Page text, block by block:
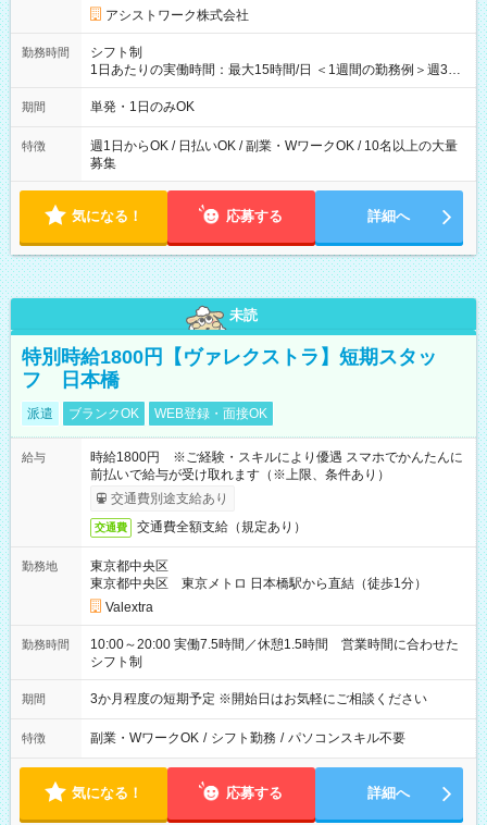
アシストワーク株式会社
勤務時間
シフト制
1日あたりの実働時間：最大15時間/日 ＜1週間の勤務例＞週3回
勤務 勤務：月・水・金 休み：火・木・土・日 好きな時にお仕事
可能です！ ※1日あたりの最大実働時間は日勤、夜勤共に勤務し
期間 単発・1日のみOK
特徴
週1日からOK / 日払いOK / 副業・WワークOK / 10名以上の大量
募集
気になる！ 応募する 詳細へ
未読
特別時給1800円【ヴァレクストラ】短期スタッ
フ 日本橋
派遣 ブランクOK WEB登録・面接OK
給与
時給1800円 ※ご経験・スキルにより優遇 スマホでかんたんに
前払いで給与が受け取れます（※上限、条件あり）
交通費別途支給あり
交通費 交通費全額支給（規定あり）
勤務地
東京都中央区
東京都中央区 東京メトロ 日本橋駅から直結（徒歩1分）
Valextra
勤務時間
10:00～20:00 実働7.5時間／休憩1.5時間 営業時間に合わせた
シフト制
期間 3か月程度の短期予定 ※開始日はお気軽にご相談ください
特徴 副業・WワークOK / シフト勤務 / パソコンスキル不要
気になる！ 応募する 詳細へ